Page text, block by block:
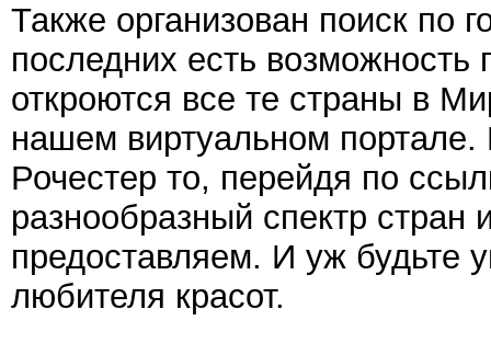
Также организован поиск по
последних есть возможность
откроются все те страны в
нашем виртуальном
Рочестер то, перейдя по
разнообразный спектр стран
предоставляем. И уж будьте
любителя красот.